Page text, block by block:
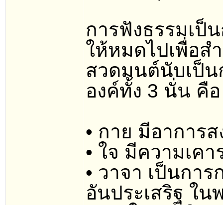
การฟังธรรมเป็
ให้หมดไปเพื่อส
สวดมนต์นับเป็น
องค์ทั้ง 3 นั่น คือ
• กาย มีอาการ
• ใจ มีความเค
• วาจา เป็นกา
อันประเสริฐ ใ